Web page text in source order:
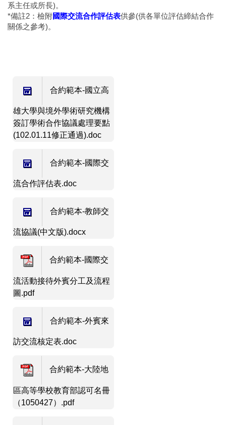
系主任或所長)。
*備註2：檢附國際交流合作評估表供參(供各單位評估締結合作
關係之參考)。
合約範本-國立高
雄大學與境外學術研究機構
簽訂學術合作協議處理要點
(102.01.11修正通過).doc
合約範本-國際交
流合作評估表.doc
合約範本-教師交
流協議(中文版).docx
合約範本-國際交
流活動接待外賓分工及流程
圖.pdf
合約範本-外賓來
訪交流核定表.doc
合約範本-大陸地
區高等學校教育部認可名冊
（1050427）.pdf